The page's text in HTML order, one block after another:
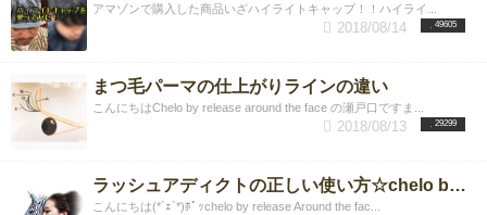
アマゾンで購入した商品いざハイライトキャップ！！ハイライ...
49605
2018/08/14
まつ毛パーマの仕上がりラインの違い
こんにちはChelo by release around the face の瀬戸口ですま...
29299
2018/08/13
ラッシュアディクトの正しい使い方☆chelo by release Around the face店
こんにちは(*´ｪ`*)ﾎﾟｯchelo by release Around the fac...